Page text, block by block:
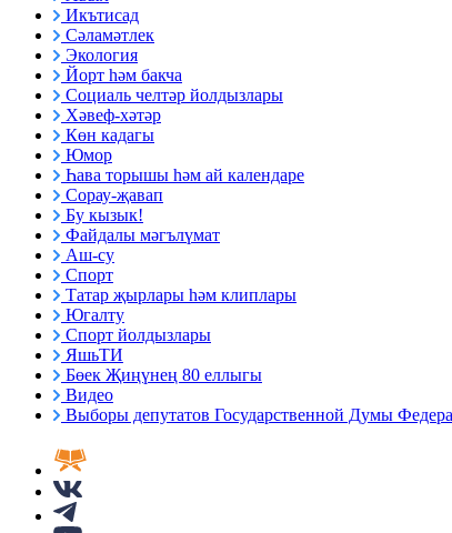
Икътисад
Сәламәтлек
Экология
Йорт һәм бакча
Социаль челтәр йолдызлары
Хәвеф-хәтәр
Көн кадагы
Юмор
Һава торышы һәм ай календаре
Сорау-җавап
Бу кызык!
Файдалы мәгълүмат
Аш-су
Спорт
Татар җырлары һәм клиплары
Югалту
Спорт йолдызлары
ЯшьТИ
Бөек Җиңүнең 80 еллыгы
Видео
Выборы депутатов Государственной Думы